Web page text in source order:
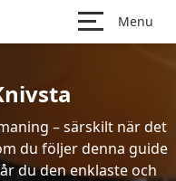
Menu
– särskilt när det
du följer denna guide
du den enklaste och